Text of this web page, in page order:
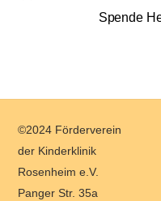
Spende
To
Top
©2024 Förderverein
der Kinderklinik
Rosenheim e.V.
Panger Str. 35a